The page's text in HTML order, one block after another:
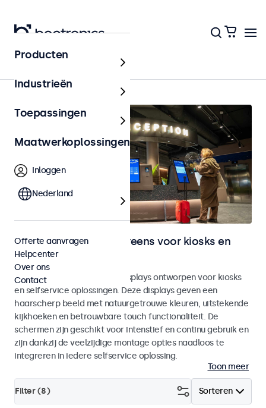
Home
Monitoren en touchscreens voor kiosks en
selfservice
Monitoren en touchscreen displays ontworpen voor kiosks
en selfservice oplossingen. Deze displays geven een
haarscherp beeld met natuurgetrouwe kleuren, uitstekende
kijkhoeken en betrouwbare touch functionaliteit. De
schermen zijn geschikt voor intenstief en continu gebruik en
zijn dankzij de veelzijdige montage opties naadloos te
integreren in iedere selfservice oplossing.
Toon meer
Sorteren
Filter (8)
Producten
Industrieën
Toepassingen
Maatwerkoplossingen
Inloggen
Nederland
Offerte aanvragen
Helpcenter
Over ons
Contact